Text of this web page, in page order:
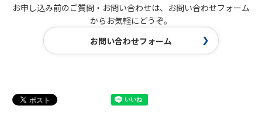
お申し込み前のご質問・お問い合わせは、お問い合わせフォーム
からお気軽にどうぞ。
お問い合わせフォーム